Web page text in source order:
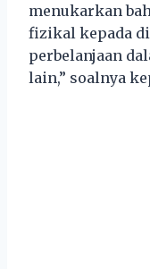
menukarkan
fizikal kepada
perbelanjaan
lain,” soalnya